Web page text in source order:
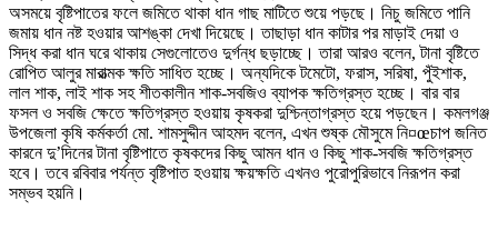
অসময়ে বৃষ্টিপাতের ফলে জমিতে থাকা ধান গাছ মাটিতে শুয়ে পড়ছে। নিচু জমিতে পানি
জমায় ধান নষ্ট হওয়ার আশঙ্কা দেখা দিয়েছে। তাছাড়া ধান কাটার পর মাড়াই দেয়া ও
সিদ্ধ করা ধান ঘরে থাকায় সেগুলোতেও দুর্গন্ধ ছড়াচ্ছে। তারা আরও বলেন, টানা বৃষ্টিতে
রোপিত আলুর মারাত্মক ক্ষতি সাধিত হচ্ছে। অন্যদিকে টমেটো, ফরাস, সরিষা, পুঁইশাক,
লাল শাক, লাই শাক সহ শীতকালীন শাক-সবজিও ব্যাপক ক্ষতিগ্রস্ত হচ্ছে। বার বার
ফসল ও সবজি ক্ষেতে ক্ষতিগ্রস্ত হওয়ায় কৃষকরা দুশ্চিন্তাগ্রস্ত হয়ে পড়ছেন। কমলগঞ্জ
উপজেলা কৃষি কর্মকর্তা মো. শামসুদ্দীন আহমদ বলেন, এখন শুষ্ক মৌসুমে নি¤œচাপ জনিত
কারনে দু’দিনের টানা বৃষ্টিপাতে কৃষকদের কিছু আমন ধান ও কিছু শাক-সবজি ক্ষতিগ্রস্ত
হবে। তবে রবিবার পর্যন্ত বৃষ্টিপাত হওয়ায় ক্ষয়ক্ষতি এখনও পুরোপুরিভাবে নিরূপন করা
সম্ভব হয়নি।